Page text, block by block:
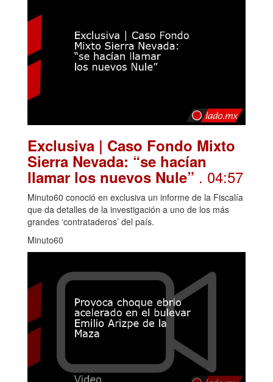
Exclusiva | Caso Fondo Mixto
Sierra Nevada: “se hacían
llamar los nuevos Nule” . 04:57
Minuto60 conoció en exclusiva un informe de la Fiscalía
que da detalles de la investigación a uno de los más
grandes ‘contrataderos’ del país.
Minuto60